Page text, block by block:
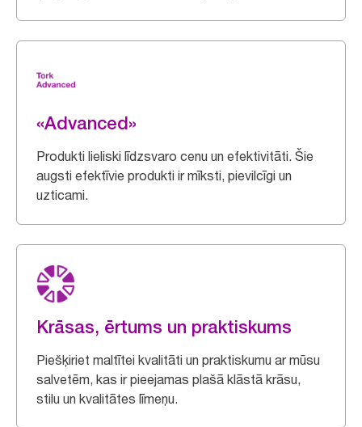
«Advanced»
Produkti lieliski līdzsvaro cenu un efektivitāti. Šie
augsti efektīvie produkti ir mīksti, pievilcīgi un
uzticami.
Krāsas, ērtums un praktiskums
Piešķiriet maltītei kvalitāti un praktiskumu ar mūsu
salvetēm, kas ir pieejamas plašā klāstā krāsu,
stilu un kvalitātes līmeņu.